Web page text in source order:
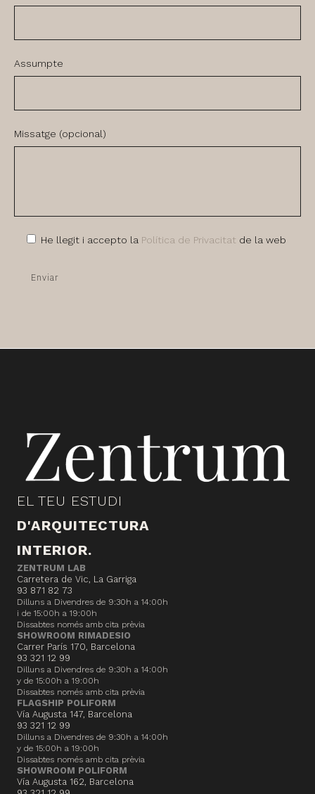
Assumpte
Missatge (opcional)
He llegit i accepto la Política de Privacitat de la web
EL TEU ESTUDI
D'ARQUITECTURA
INTERIOR.
ZENTRUM LAB
Carretera de Vic, La Garriga
93 871 82 73
Dilluns a Divendres de 9:30h a 14:00h
i de 15:00h a 19:00h
Dissabtes només amb cita prèvia
SHOWROOM RIMADESIO
Carrer París 170, Barcelona
93 321 12 99
Dilluns a Divendres de 9:30h a 14:00h
y de 15:00h a 19:00h
Dissabtes només amb cita prèvia
FLAGSHIP POLIFORM
Vía Augusta 147, Barcelona
93 321 12 99
Dilluns a Divendres de 9:30h a 14:00h
y de 15:00h a 19:00h
Dissabtes només amb cita prèvia
SHOWROOM POLIFORM
Vía Augusta 162, Barcelona